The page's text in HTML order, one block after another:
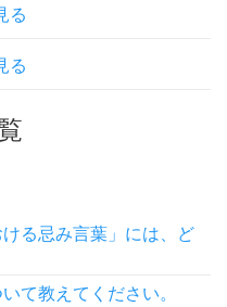
る
る
る忌み言葉」には、ど
て教えてください。